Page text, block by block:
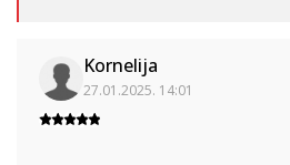
Kornelija
27.01.2025. 14:01